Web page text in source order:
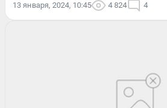
13 января, 2024, 10:45 4 824 4